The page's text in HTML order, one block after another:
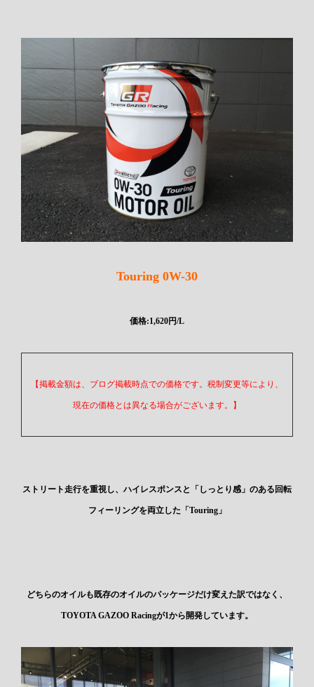
Touring 0W-30
価格:1,620円/L
【掲載金額は、ブログ掲載時点での価格です。税制変更等により、
現在の価格とは異なる場合がございます。】
ストリート走行を重視し、ハイレスポンスと「しっとり感」のある回転
フィーリングを両立した「Touring」
どちらのオイルも既存のオイルのパッケージだけ変えた訳ではなく、
TOYOTA GAZOO Racingが1から開発しています。